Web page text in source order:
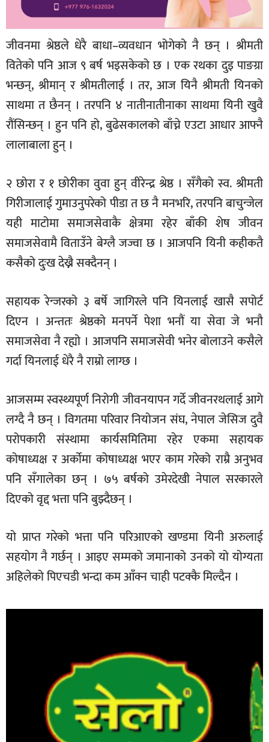
जीवनमा श्रेष्ठले धेरै बाधा–व्यवधान भोगेको नै छन् । श्रीमती
वितेको पनि आज ९ बर्ष भइसकेको छ । एक रथका दुइ पाङग्रा
भन्छन्, श्रीमान् र श्रीमतीलाई । तर, आज यिनै श्रीमती यिनको
साथमा त छैनन् । तरपनि ४ नातीनातीनाका साथमा यिनी खुवै
रौंसिन्छन् । हुन पनि हो, बुढेसकालको बाँच्ने एउटा आधार आफ्नै
लालाबाला हुन् ।
२ छोरा र १ छोरीका वुवा हुन् वीरेन्द्र श्रेष्ठ । सँगैको स्व. श्रीमती
गिरीजालाई गुमाउनुपरेको पीडा त छ नै मनभरि, तरपनि बाचुन्जेल
यही माटोमा समाजसेवाकै क्षेत्रमा रहेर बाँकी शेष जीवन
समाजसेवामै विताउँने बेग्लै जज्वा छ । आजपनि यिनी कहीकतै
कसैको दुःख देख्नै सक्दैनन् ।
सहायक रेन्जरको ३ बर्षे जागिरले पनि यिनलाई खासै सपोर्ट
दिएन । अन्ततः श्रेष्ठको मनपर्ने पेशा भनौं या सेवा जे भनौ
समाजसेवा नै रह्यो । आजपनि समाजसेवी भनेर बोलाउने कसैले
गर्दा यिनलाई धेरै नै राम्रो लाग्छ ।
आजसम्म स्वस्थ्यपूर्ण निरोगी जीवनयापन गर्दे जीवनरथलाई आगे
लग्दै नै छन् । विगतमा परिवार नियोजन संघ, नेपाल जेसिज दुवै
परोपकारी संस्थामा कार्यसमितिमा रहेर एकमा सहायक
कोषाध्यक्ष र अर्कोमा कोषाध्यक्ष भएर काम गरेको राम्रै अनुभव
पनि सँगालेका छन् । ७५ बर्षको उमेरदेखी नेपाल सरकारले
दिएको वृद्द भत्ता पनि बुझ्दैछन् ।
यो प्राप्त गरेको भत्ता पनि परिआएको खण्डमा यिनी अरुलाई
सहयोग नै गर्छन् । आइए सम्मको जमानाको उनको यो योग्यता
अहिलेको पिएचडी भन्दा कम आँक्न चाही पटक्कै मिल्दैन ।